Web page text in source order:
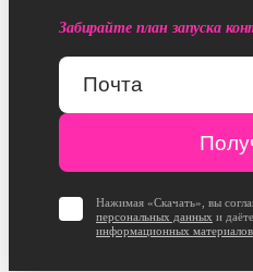
Забирайте план запуска
Нажимая «Скачать», вы
персональных данных и даёте
информационных материалов